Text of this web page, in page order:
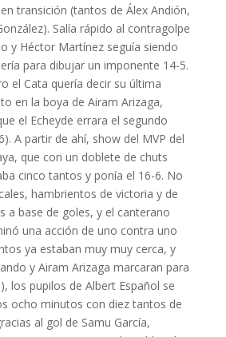
transición (tantos de Álex Andión,
Salía rápido al contragolpe
y Héctor Martínez seguía siendo
para dibujar un imponente 14-5.
el Cata quería decir su última
en la boya de Airam Arizaga,
el Echeyde errara el segundo
A partir de ahí, show del MVP del
que con un doblete de chuts
cinco tantos y ponía el 16-6. No
hambrientos de victoria y de
a base de goles, y el canterano
una acción de uno contra uno
ya estaban muy muy cerca, y
y Airam Arizaga marcaran para
los pupilos de Albert Español se
ocho minutos con diez tantos de
al gol de Samu García,